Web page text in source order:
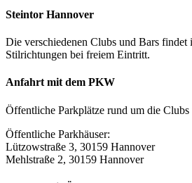
Steintor Hannover
Die verschiedenen Clubs und Bars findet
Stilrichtungen bei freiem Eintritt.
Anfahrt mit dem PKW
Öffentliche Parkplätze rund um die Clubs
Öffentliche Parkhäuser:
Lützowstraße 3, 30159 Hannover
Mehlstraße 2, 30159 Hannover